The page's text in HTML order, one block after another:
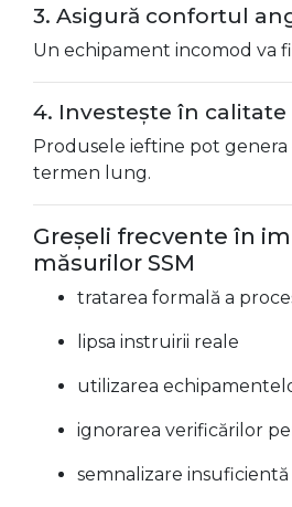
3. Asigură confortul
Un echipament incomod va
4. Investește în calitate
Produsele ieftine pot genera
termen lung.
Greșeli frecvente în
măsurilor SSM
tratarea formală a
lipsa instruirii reale
utilizarea
ignorarea verificărilor
semnalizare insuficientă